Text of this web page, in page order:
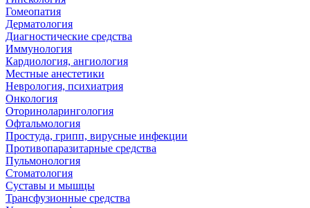
Гомеопатия
Дерматология
Диагностические средства
Иммунология
Кардиология, ангиология
Местные анестетики
Неврология, психиатрия
Онкология
Оториноларингология
Офтальмология
Простуда, грипп, вирусные инфекции
Противопаразитарные средства
Пульмонология
Стоматология
Суставы и мышцы
Трансфузионные средства